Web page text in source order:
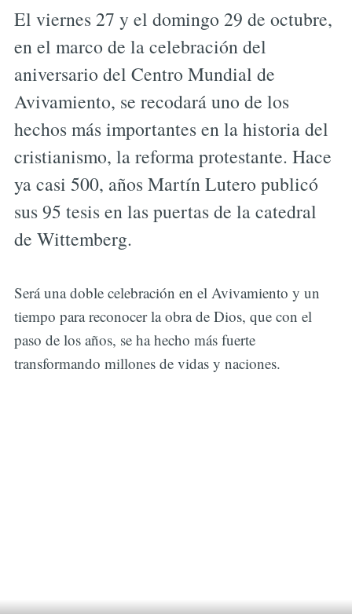
El viernes 27 y el domingo 29 de octubre,
en el marco de la celebración del
aniversario del Centro Mundial de
Avivamiento, se recodará uno de los
hechos más importantes en la historia del
cristianismo, la reforma protestante. Hace
ya casi 500, años Martín Lutero publicó
sus 95 tesis en las puertas de la catedral
de Wittemberg.
Será una doble celebración en el Avivamiento y un
tiempo para reconocer la obra de Dios, que con el
paso de los años, se ha hecho más fuerte
transformando millones de vidas y naciones.